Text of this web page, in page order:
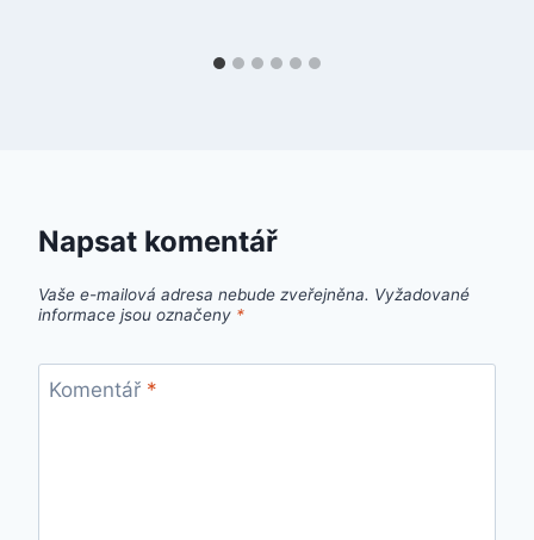
Napsat komentář
Vaše e-mailová adresa nebude zveřejněna. Vyžadované
informace jsou označeny *
Komentář *